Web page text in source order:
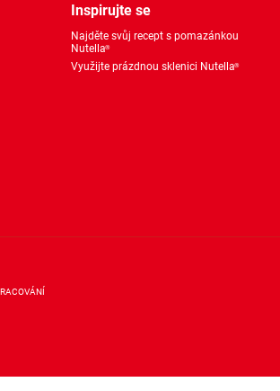
Inspirujte se
Najděte svůj recept s pomazánkou
Nutella®
Využijte prázdnou sklenici Nutella®